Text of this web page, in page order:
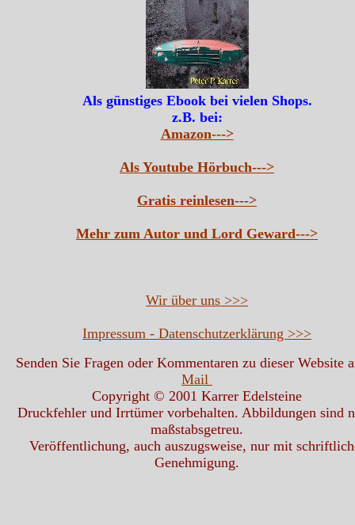
Als günstiges Ebook bei vielen Shops.
z.B. bei:
Amazon--->
Als Youtube Hörbuch--->
Gratis reinlesen--->
Mehr zum Autor und Lord Geward--->
Wir über uns >>>
Impressum - Datenschutzerklärung >>>
Senden Sie Fragen oder Kommentaren zu dieser Website
Mail
Copyright © 2001 Karrer Edelsteine
Druckfehler und Irrtümer vorbehalten. Abbildungen sind
maßstabsgetreu.
Veröffentlichung, auch auszugsweise, nur mit
Genehmigung.